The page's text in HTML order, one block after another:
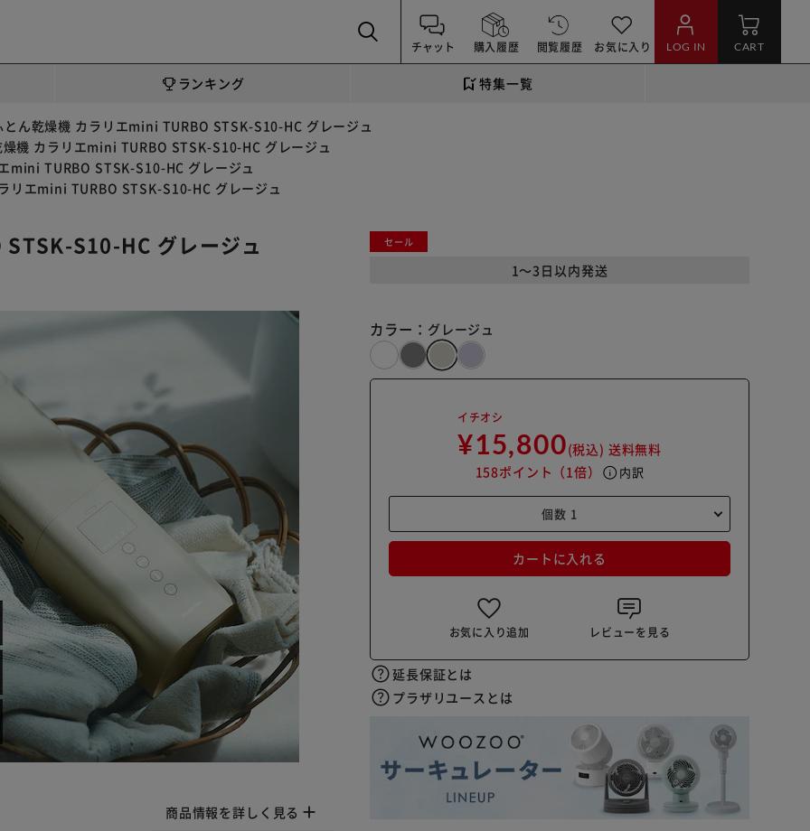
チャット 購入履歴 閲覧履歴 お気に入り LOG IN CART
ランキング 特集一覧
とん乾燥機 カラリエmini TURBO STSK-S10-HC グレージュ
機 カラリエmini TURBO STSK-S10-HC グレージュ
mini TURBO STSK-S10-HC グレージュ
リエmini TURBO STSK-S10-HC グレージュ
S10-HC グレージュ
商品情報を詳しく見る
セール
1～3日以内発送
カラー： グレージュ
イチオシ
¥15,800(税込) 送料無料
158ポイント （1倍） info 内訳
カートに入れる
お気に入り追加 レビューを見る
延長保証とは
プラザリユースとは